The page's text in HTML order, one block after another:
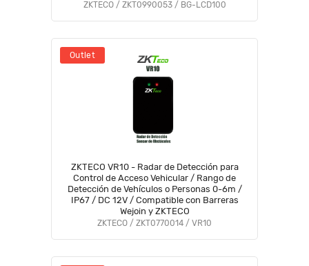
ZKTECO / ZKT0990053 / BG-LCD100
Outlet
ZKTECO VR10 - Radar de Detección para
Control de Acceso Vehicular / Rango de
Detección de Vehículos o Personas 0-6m /
IP67 / DC 12V / Compatible con Barreras
Wejoin y ZKTECO
ZKTECO / ZKT0770014 / VR10